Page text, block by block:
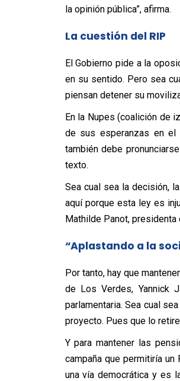
la opinión pública”, afirma.
La cuestión del RIP
El Gobierno pide a la
en su sentido. Pero sea
piensan detener su
En la Nupes (coalición de
de sus esperanzas en el
también debe
texto.
Sea cual sea la decisión,
aquí porque esta ley es
Mathilde Panot, presidenta
“Aplastando a la
Por tanto, hay que
de Los Verdes, Yannick
parlamentaria. Sea cual
proyecto. Pues que lo
Y para mantener las
campaña que permitiría
una vía democrática y es